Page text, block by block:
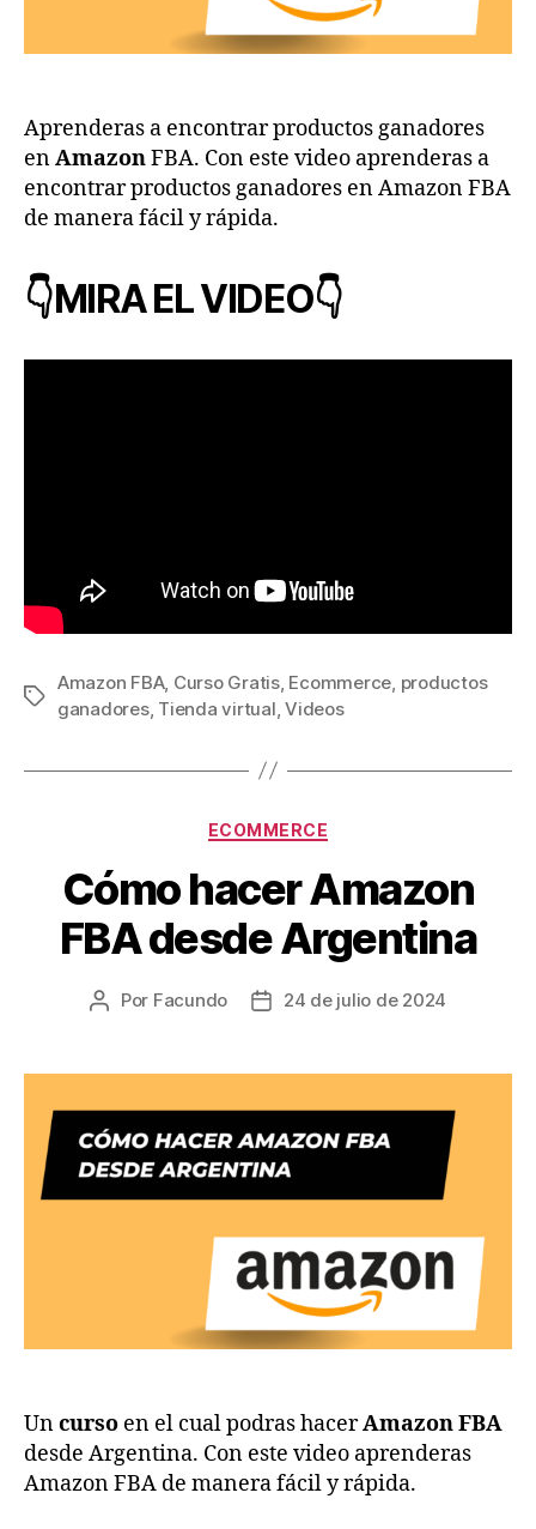
Aprenderas a encontrar productos ganadores
enAmazonFBA. Con este video aprenderas a
encontrar productos ganadores en Amazon FBA
de manera fácil y rápida.
👇MIRA EL VIDEO👇
Etiquetas
Amazon FBA, Curso Gratis, Ecommerce, productos
ganadores, Tienda virtual,Videos
Categorías
ECOMMERCE
Cómo hacer Amazon
FBA desde Argentina
Autor
entrada
Por Facundo
Fecha
entrada
24 de julio de 2024
Uncurso en el cual podras hacerAmazon FBA
desde Argentina. Con este video aprenderas
Amazon FBA de manera fácil y rápida.